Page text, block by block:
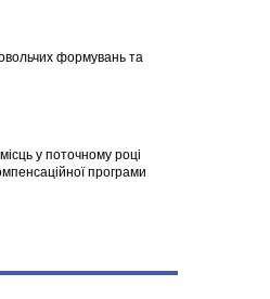
формувань та
у поточному році
програми